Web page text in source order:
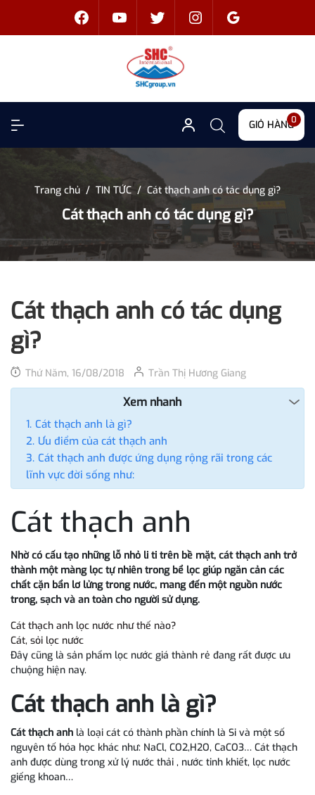
GIỎ HÀNG0
Trang chủ / TIN TỨC / Cát thạch anh có tác dụng gì?
Cát thạch anh có tác dụng gì?
Cát thạch anh có tác dụng
gì?
Thứ Năm, 16/08/2018 Trần Thị Hương Giang
Xem nhanh
Cát thạch anh là gì?
Ưu điểm của cát thạch anh
Cát thạch anh được ứng dụng rộng rãi trong các
lĩnh vực đời sống như:
Cát thạch anh
Nhờ có cấu tạo những lỗ nhỏ li ti trên bề mặt, cát thạch anh trở
thành một màng lọc tự nhiên trong bể lọc giúp ngăn cản các
chất cặn bẩn lơ lửng trong nước, mang đến một nguồn nước
trong, sạch và an toàn cho người sử dụng.
Cát thạch anh lọc nước như thế nào?
Cát, sỏi lọc nước
Đây cũng là sản phẩm lọc nước giá thành rẻ đang rất được ưu
chuộng hiện nay.
Cát thạch anh là gì?
Cát thạch anh là loại cát có thành phần chính là Si và một số
nguyên tố hóa học khác như: NaCl, CO2,H2O, CaCO3… Cát thạch
anh được dùng trong xử lý nước thải , nước tinh khiết, lọc nước
giếng khoan…